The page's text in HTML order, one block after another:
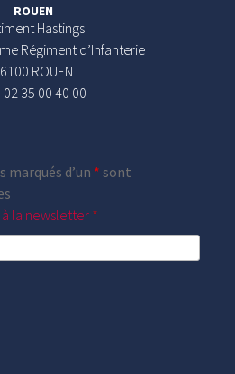
ROUEN
Hastings
Régiment d’Infanterie
ROUEN
02 35 00 40 00
marqués d’un * sont
la newsletter*